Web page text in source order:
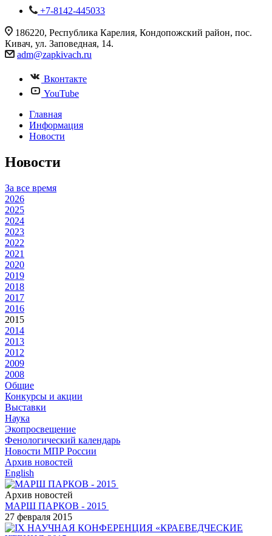
+7-8142-445033
186220, Республика Карелия, Кондопожский район, пос.
Кивач, ул. Заповедная, 14.
adm@zapkivach.ru
Вконтакте
YouTube
Главная
Информация
Новости
Новости
За все время
2026
2025
2024
2023
2022
2021
2020
2019
2018
2017
2016
2015
2014
2013
2012
2009
2008
Общие
Конкурсы и акции
Выставки
Наука
Экопросвещение
Фенологический календарь
Новости МПР России
Архив новостей
English
Архив новостей
МАРШ ПАРКОВ - 2015
27 февраля 2015